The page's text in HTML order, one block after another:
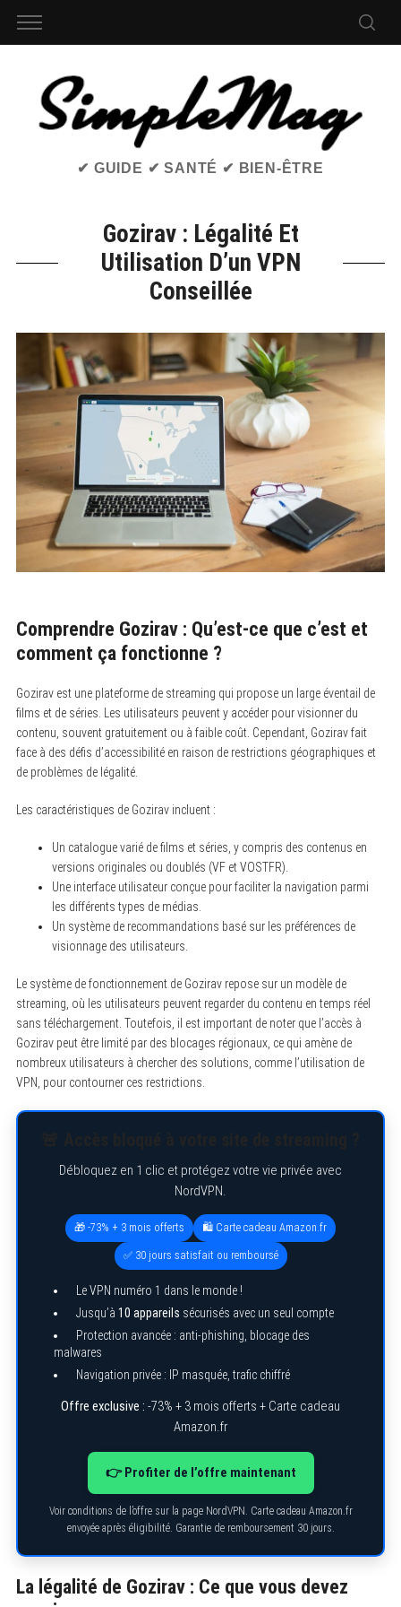
✔ GUIDE ✔ SANTÉ ✔ BIEN-ÊTRE
Gozirav : Légalité Et
Utilisation D’un VPN
Conseillée
Comprendre Gozirav : Qu’est-ce que c’est et
comment ça fonctionne ?
Gozirav est une plateforme de streaming qui propose un large éventail de
films et de séries. Les utilisateurs peuvent y accéder pour visionner du
contenu, souvent gratuitement ou à faible coût. Cependant, Gozirav fait
face à des défis d’accessibilité en raison de restrictions géographiques et
de problèmes de légalité.
Les caractéristiques de Gozirav incluent :
Un catalogue varié de films et séries, y compris des contenus en
versions originales ou doublés (VF et VOSTFR).
Une interface utilisateur conçue pour faciliter la navigation parmi
les différents types de médias.
Un système de recommandations basé sur les préférences de
visionnage des utilisateurs.
Le système de fonctionnement de Gozirav repose sur un modèle de
streaming, où les utilisateurs peuvent regarder du contenu en temps réel
sans téléchargement. Toutefois, il est important de noter que l’accès à
Gozirav peut être limité par des blocages régionaux, ce qui amène de
nombreux utilisateurs à chercher des solutions, comme l’utilisation de
VPN, pour contourner ces restrictions.
Débloquez en 1 clic et protégez votre vie privée avec
NordVPN.
🎁 -73% + 3 mois offerts 🛍️ Carte cadeau Amazon.fr
✅ 30 jours satisfait ou remboursé
Le VPN numéro 1 dans le monde !
Jusqu’à 10 appareils sécurisés avec un seul compte
Protection avancée : anti-phishing, blocage des
malwares
Navigation privée : IP masquée, trafic chiffré
Offre exclusive : -73% + 3 mois offerts + Carte cadeau
Amazon.fr
👉 Profiter de l’offre maintenant
Voir conditions de l’offre sur la page NordVPN. Carte cadeau Amazon.fr
envoyée après éligibilité. Garantie de remboursement 30 jours.
La légalité de Gozirav : Ce que vous devez